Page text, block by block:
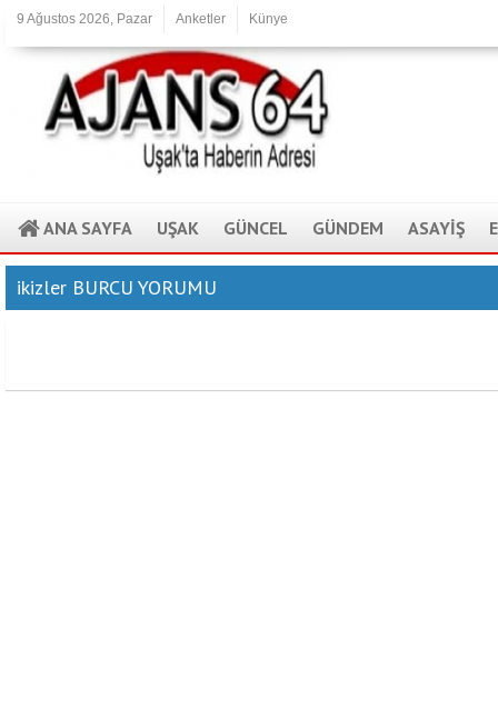
9 Ağustos 2026, Pazar Anketler Künye
ANA SAYFA UŞAK GÜNCEL GÜNDEM ASAYİŞ
ikizler BURCU YORUMU